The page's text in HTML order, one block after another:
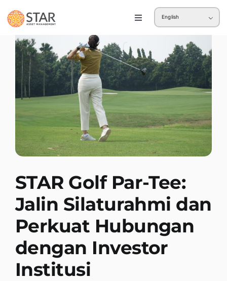
to
content
Toggle
Retail
Institution
English
STAR Golf Par-Tee:
Jalin Silaturahmi dan
Perkuat Hubungan
dengan Investor
Institusi